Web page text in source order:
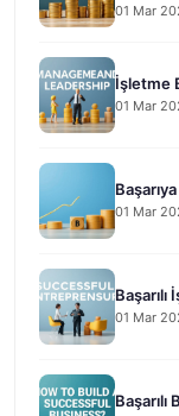
01 Mar
İşletme
01 Mar
01 Mar
01 Mar